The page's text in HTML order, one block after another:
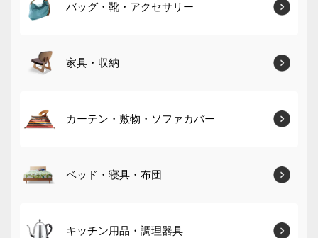
バッグ・靴・アクセサリー
家具・収納
カーテン・敷物・ソファカバー
ベッド・寝具・布団
キッチン用品・調理器具